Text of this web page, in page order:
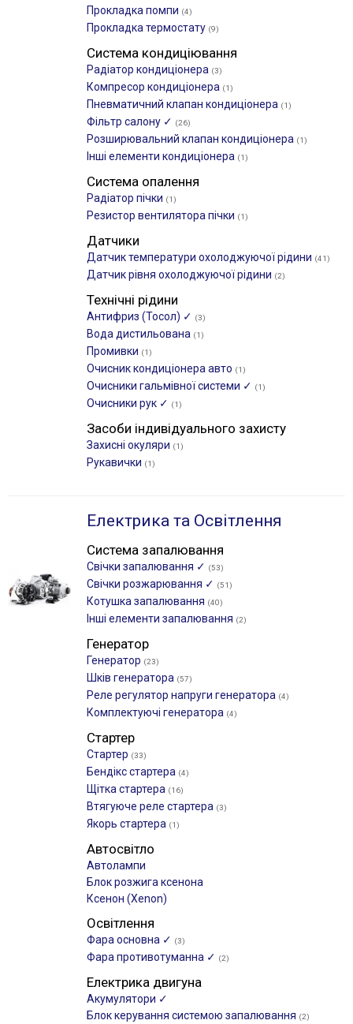
Прокладка помпи (4)
Прокладка термостату (9)
Система кондиціювання
Радіатор кондиціонера (3)
Компресор кондиціонера (1)
Пневматичний клапан кондиціонера (1)
Фільтр салону ✓ (26)
Розширювальний клапан кондиціонера (1)
Інші елементи кондиціонера (1)
Система опалення
Радіатор пічки (1)
Резистор вентилятора пічки (1)
Датчики
Датчик температури охолоджуючої рідини (41)
Датчик рівня охолоджуючої рідини (2)
Технічні рідини
Антифриз (Тосол) ✓ (3)
Вода дистильована (1)
Промивки (1)
Очисник кондиціонера авто (1)
Очисники гальмівної системи ✓ (1)
Очисники рук ✓ (1)
Засоби індивідуального захисту
Захисні окуляри (1)
Рукавички (1)
Електрика та Освітлення
Система запалювання
Свічки запалювання ✓ (53)
Свічки розжарювання ✓ (51)
Котушка запалювання (40)
Інші елементи запалювання (2)
Генератор
Генератор (23)
Шків генератора (57)
Реле регулятор напруги генератора (4)
Комплектуючі генератора (4)
Стартер
Стартер (33)
Бендікс стартера (4)
Щітка стартера (16)
Втягуюче реле стартера (3)
Якорь стартера (1)
Автосвітло
Автолампи
Блок розжига ксенона
Ксенон (Xenon)
Освітлення
Фара основна ✓ (3)
Фара противотуманна ✓ (2)
Електрика двигуна
Акумулятори ✓
Блок керування системою запалювання (2)